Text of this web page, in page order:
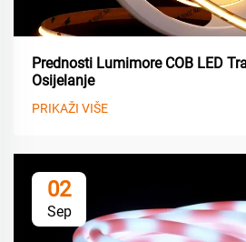
Prednosti Lumimore COB LED
Osijelanje
PRIKAŽI VIŠE
02
Sep